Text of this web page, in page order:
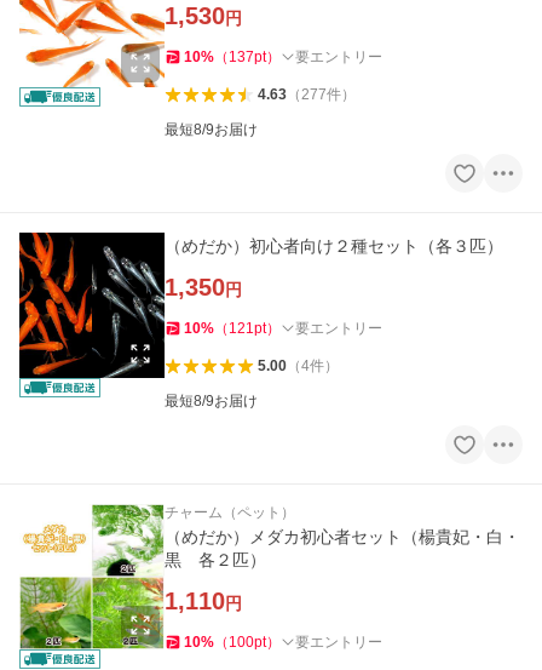
1,530円
10% （ 137pt） 要エントリー
4.63（277件）
最短8/9お届け
（めだか）初心者向け２種セット（各３匹）
1,350円
10% （ 121pt） 要エントリー
5.00（4件）
最短8/9お届け
チャーム（ペット）
（めだか）メダカ初心者セット（楊貴妃・白・
黒 各２匹）
1,110円
10% （ 100pt） 要エントリー